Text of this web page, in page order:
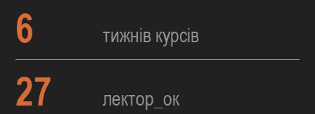
6 тижнів курсів
27 лектор_ок